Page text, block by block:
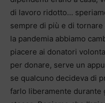
di lavoro ridotto…
sempre di più e di tornare
la pandemia abbiamo
piacere ai donatori
per donare, serve un
se qualcuno decideva di
farlo liberamente durante